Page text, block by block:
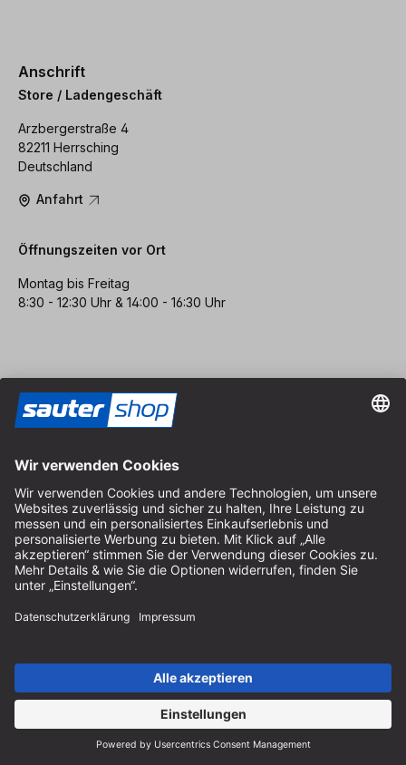
Anschrift
Store / Ladengeschäft
Arzbergerstraße 4
82211 Herrsching
Deutschland
Anfahrt
Öffnungszeiten vor Ort
Montag bis Freitag
8:30 - 12:30 Uhr & 14:00 - 16:30 Uhr
Hinweise zur Batterieentsorgung
Hinweise zur Verpackung
Zahlung & Steuer
Kontaktformular
Widerrufsrecht
FAQ-Service
Über uns
Karriere
Vertrag widerrufen
Impressum